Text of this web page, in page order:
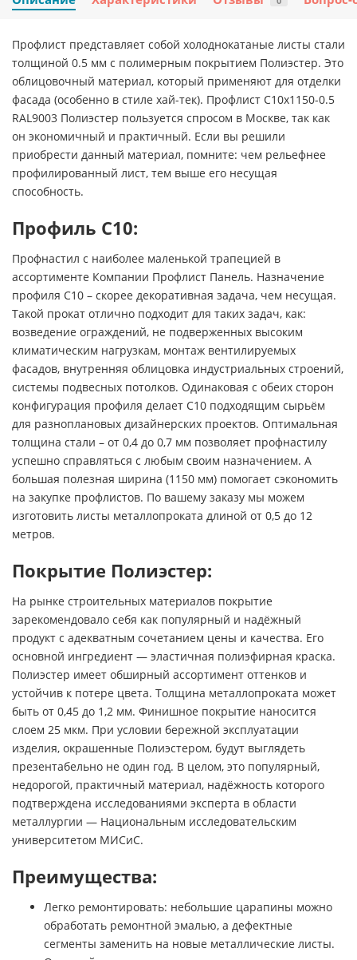
Профлист представляет собой холоднокатаные листы стали
толщиной 0.5 мм с полимерным покрытием Полиэстер. Это
облицовочный материал, который применяют для отделки
фасада (особенно в стиле хай-тек). Профлист С10х1150-0.5
RAL9003 Полиэстер пользуется спросом в Москве, так как
он экономичный и практичный. Если вы решили
приобрести данный материал, помните: чем рельефнее
профилированный лист, тем выше его несущая
способность.
Профиль С10:
Профнастил с наиболее маленькой трапецией в
ассортименте Компании Профлист Панель. Назначение
профиля С10 – скорее декоративная задача, чем несущая.
Такой прокат отлично подходит для таких задач, как:
возведение ограждений, не подверженных высоким
климатическим нагрузкам, монтаж вентилируемых
фасадов, внутренняя облицовка индустриальных строений,
системы подвесных потолков. Одинаковая с обеих сторон
конфигурация профиля делает С10 подходящим сырьём
для разноплановых дизайнерских проектов. Оптимальная
толщина стали – от 0,4 до 0,7 мм позволяет профнастилу
успешно справляться с любым своим назначением. А
большая полезная ширина (1150 мм) помогает сэкономить
на закупке профлистов. По вашему заказу мы можем
изготовить листы металлопроката длиной от 0,5 до 12
метров.
Покрытие Полиэстер:
На рынке строительных материалов покрытие
зарекомендовало себя как популярный и надёжный
продукт с адекватным сочетанием цены и качества. Его
основной ингредиент — эластичная полиэфирная краска.
Полиэстер имеет обширный ассортимент оттенков и
устойчив к потере цвета. Толщина металлопроката может
быть от 0,45 до 1,2 мм. Финишное покрытие наносится
слоем 25 мкм. При условии бережной эксплуатации
изделия, окрашенные Полиэстером, будут выглядеть
презентабельно не один год. В целом, это популярный,
недорогой, практичный материал, надёжность которого
подтверждена исследованиями эксперта в области
металлургии — Национальным исследовательским
университетом МИСиС.
Преимущества:
Легко ремонтировать: небольшие царапины можно
обработать ремонтной эмалью, а дефектные
сегменты заменить на новые металлические листы.